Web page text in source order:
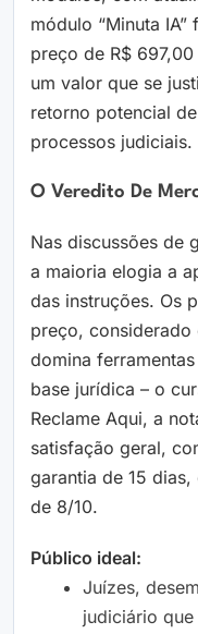
módulo “Minuta
preço de R$
um valor que se
retorno potencial
processos judiciais.
O Veredito De
Nas discussões de
a maioria elogia a
das instruções. Os
preço, considerado
domina
base jurídica – o
Reclame Aqui, a
satisfação geral,
garantia de 15
de 8/10.
Público ideal:
Juízes,
judiciário